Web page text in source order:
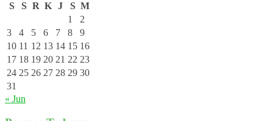
S
S R K J S M
1
2
3
4 5 6 7 8
9
10 11 12 13 14 15 16
17 18 19 20 21 22 23
24 25 26 27 28 29 30
31
« Jun